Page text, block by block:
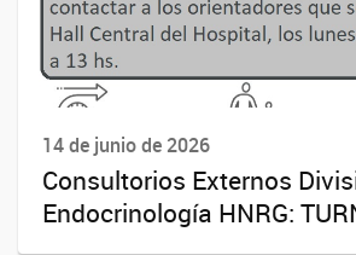
14 de junio de 2026
Consultorios Externos
Endocrinología HNRG: